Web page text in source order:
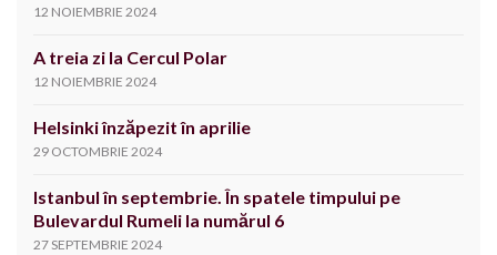
12 NOIEMBRIE 2024
A treia zi la Cercul Polar
12 NOIEMBRIE 2024
Helsinki înzăpezit în aprilie
29 OCTOMBRIE 2024
Istanbul în septembrie. În spatele timpului pe
Bulevardul Rumeli la numărul 6
27 SEPTEMBRIE 2024